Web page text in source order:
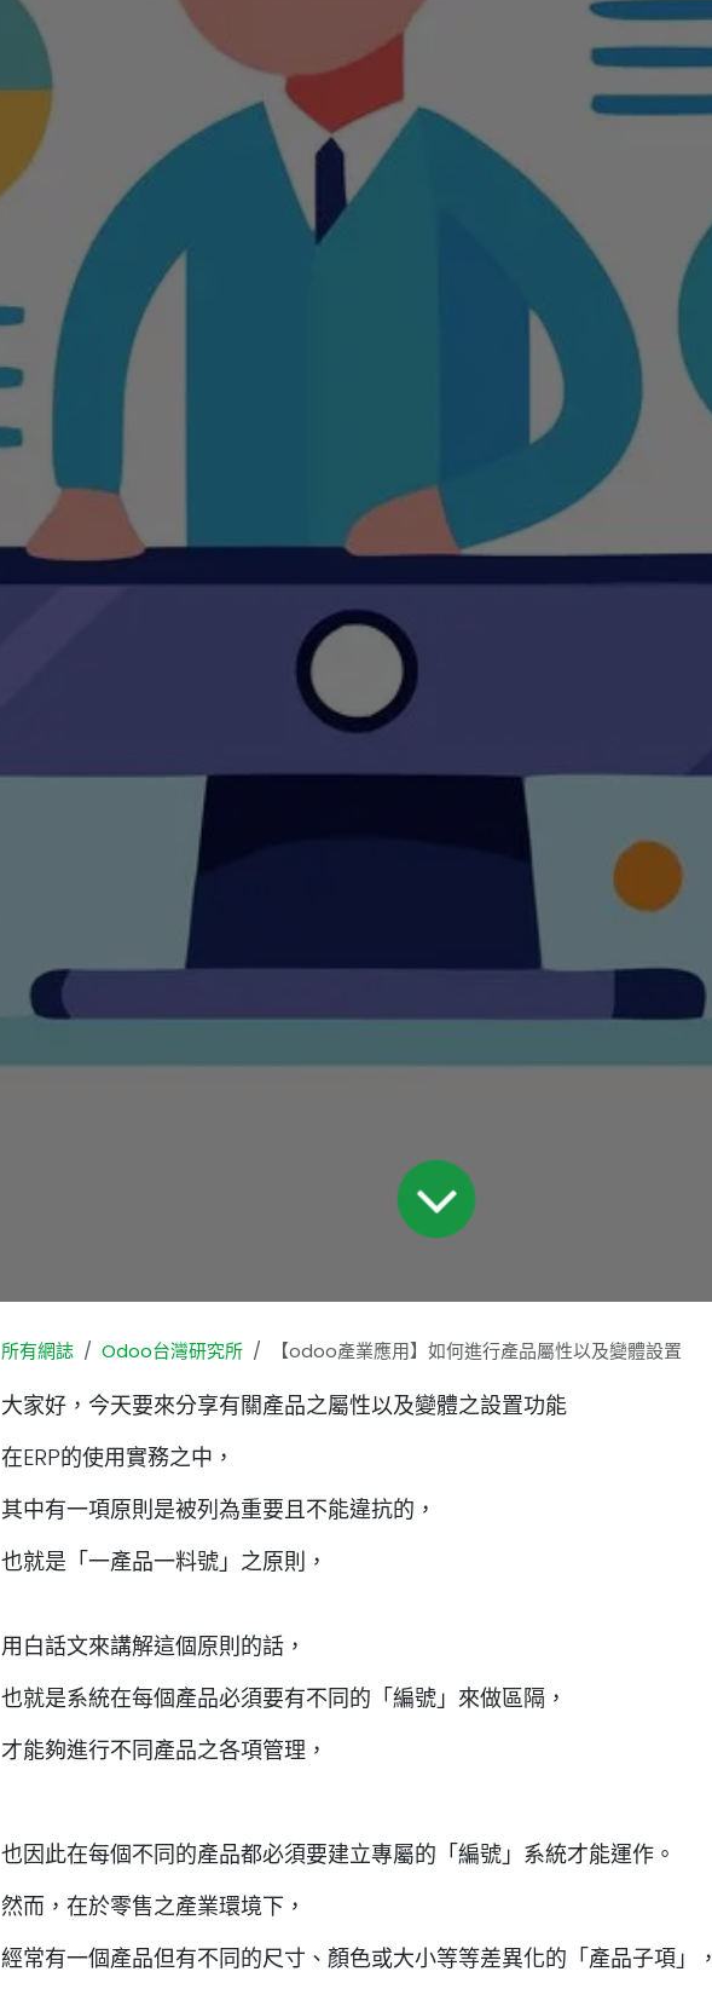
所有網誌 Odoo台灣研究所 【odoo產業應用】如何進行產品屬性以及變體設置
大家好，今天要來分享有關產品之屬性以及變體之設置功能
在ERP的使用實務之中，
其中有一項原則是被列為重要且不能違抗的，
也就是「一產品一料號」之原則，
用白話文來講解這個原則的話，
也就是系統在每個產品必須要有不同的「編號」來做區隔，
才能夠進行不同產品之各項管理，
也因此在每個不同的產品都必須要建立專屬的「編號」系統才能運作。
然而，在於零售之產業環境下，
經常有一個產品但有不同的尺寸、顏色或大小等等差異化的「產品子項」，